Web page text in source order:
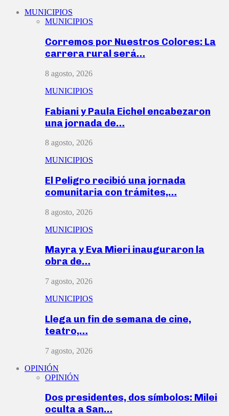
MUNICIPIOS
MUNICIPIOS
Corremos por Nuestros Colores: La
carrera rural será…
8 agosto, 2026
MUNICIPIOS
Fabiani y Paula Eichel encabezaron
una jornada de…
8 agosto, 2026
MUNICIPIOS
El Peligro recibió una jornada
comunitaria con trámites,…
8 agosto, 2026
MUNICIPIOS
Mayra y Eva Mieri inauguraron la
obra de…
7 agosto, 2026
MUNICIPIOS
Llega un fin de semana de cine,
teatro,…
7 agosto, 2026
OPINIÓN
OPINIÓN
Dos presidentes, dos símbolos: Milei
oculta a San…